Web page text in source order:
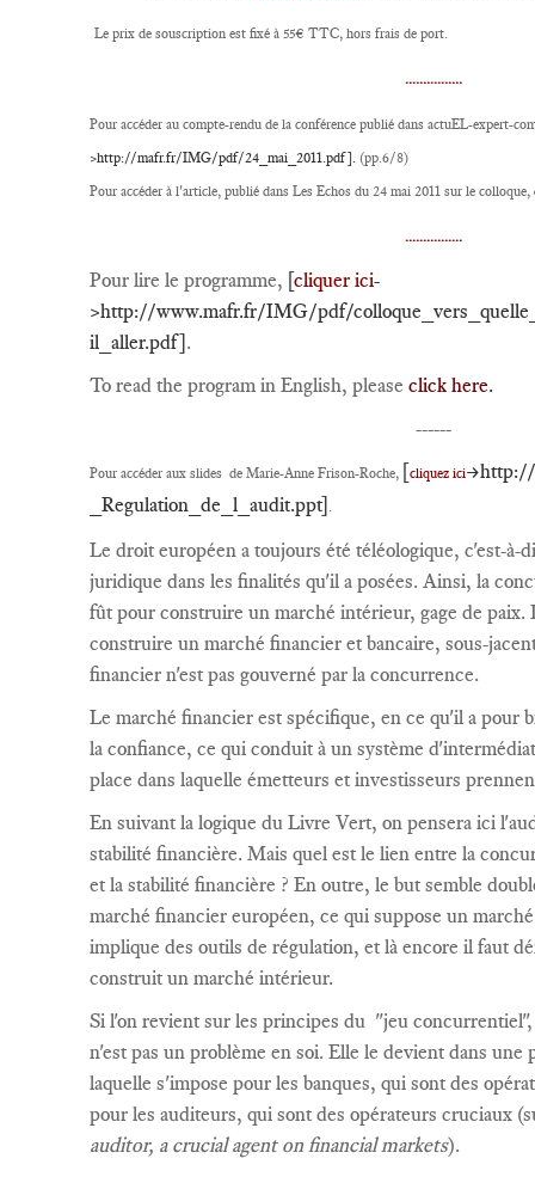
Le prix de souscription est fixé à 55€ TTC, hors frais de port.
................
Pour accéder au compte-rendu de la conférence publié dans actuEL-expert-
>http://mafr.fr/IMG/pdf/24_mai_2011.pdf] (pp.6/8)
Pour accéder à l'article, publié dans Les Echos du 24 mai 2011 sur le colloque,
................
Pour lire le programme, [cliquer ici-
>http://www.mafr.fr/IMG/pdf/
il_aller.pdf].
To read the program in English, please click here.
------
Pour accéder aux slides de Marie-Anne Frison-Roche, [cliquez ici-
_Regulation_de_l_audit.ppt]
Le droit européen a toujours été téléologique, c'est-à-
juridique dans les finalités qu'il a posées. Ainsi, la
fût pour construire un marché intérieur, gage de paix.
construire un marché financier et bancaire, sous-
financier n'est pas gouverné par la concurrence.
Le marché financier est spécifique, en ce qu'il a pour
la confiance, ce qui conduit à un système
place dans laquelle émetteurs et investisseurs
En suivant la logique du Livre Vert, on pensera ici
stabilité financière. Mais quel est le lien entre la
et la stabilité financière ? En outre, le but semble
marché financier européen, ce qui suppose un
implique des outils de régulation, et là encore il faut
construit un marché intérieur.
Si l'on revient sur les principes du "jeu
n'est pas un problème en soi. Elle le devient dans
laquelle s'impose pour les banques, qui sont des
pour les auditeurs, qui sont des opérateurs cruciaux
auditor, a crucial agent on financial markets).